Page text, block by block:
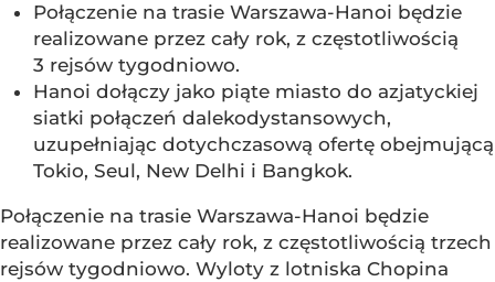
Połączenie na trasie Warszawa-Hanoi będzie
realizowane przez cały rok, z częstotliwością
3 rejsów tygodniowo.
Hanoi dołączy jako piąte miasto do azjatyckiej
siatki połączeń dalekodystansowych,
uzupełniając dotychczasową ofertę obejmującą
Tokio, Seul, New Delhi i Bangkok.
Połączenie na trasie Warszawa-Hanoi będzie
realizowane przez cały rok, z częstotliwością trzech
rejsów tygodniowo. Wyloty z lotniska Chopina